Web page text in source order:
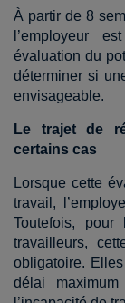
À partir de 8
l’employeur
évaluation du
déterminer si
envisageable.
Le trajet de
certains cas
Lorsque cette
travail,
Toutefois,
travailleurs,
obligatoire.
délai